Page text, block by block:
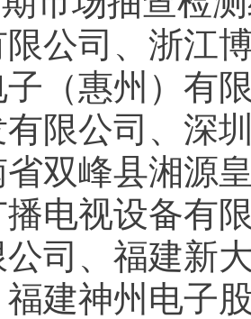
公司、浙江
子（惠州）有
有限公司、深
双峰县湘源
电视设备有
司、福建新
建神州电子